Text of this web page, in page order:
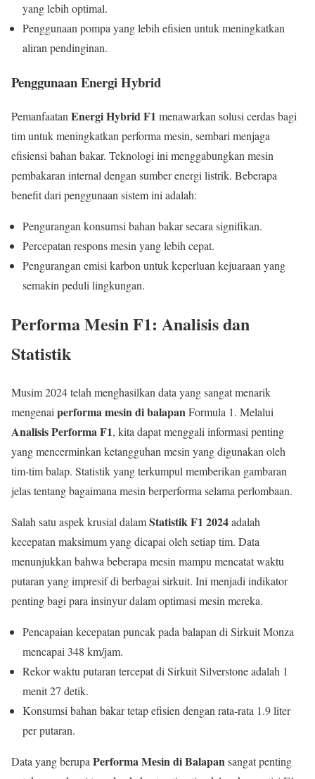
yang lebih optimal.
Penggunaan pompa yang lebih efisien untuk meningkatkan
aliran pendinginan.
Penggunaan Energi Hybrid
PemanfaatanEnergi Hybrid F1 menawarkan solusi cerdas bagi
tim untuk meningkatkan performa mesin, sembari menjaga
efisiensi bahan bakar. Teknologi ini menggabungkan mesin
pembakaran internal dengan sumber energi listrik. Beberapa
benefit dari penggunaan sistem ini adalah:
Pengurangan konsumsi bahan bakar secara signifikan.
Percepatan respons mesin yang lebih cepat.
Pengurangan emisi karbon untuk keperluan kejuaraan yang
semakin peduli lingkungan.
Performa Mesin F1: Analisis dan
Statistik
Musim 2024 telah menghasilkan data yang sangat menarik
mengenai performa mesin di balapanFormula 1. Melalui
Analisis Performa F1, kita dapat menggali informasi penting
yang mencerminkan ketangguhan mesin yang digunakan oleh
tim-tim balap. Statistik yang terkumpul memberikan gambaran
jelas tentang bagaimana mesin berperforma selama perlombaan.
Salah satu aspek krusial dalamStatistik F1 2024adalah
kecepatan maksimum yang dicapai oleh setiap tim. Data
menunjukkan bahwa beberapa mesin mampu mencatat waktu
putaran yang impresif di berbagai sirkuit. Ini menjadi indikator
penting bagi para insinyur dalam optimasi mesin mereka.
Pencapaian kecepatan puncak pada balapan di Sirkuit Monza
mencapai 348 km/jam.
Rekor waktu putaran tercepat di Sirkuit Silverstone adalah 1
menit 27 detik.
Konsumsi bahan bakar tetap efisien dengan rata-rata 1.9 liter
per putaran.
Data yang berupa Performa Mesin di Balapansangat penting